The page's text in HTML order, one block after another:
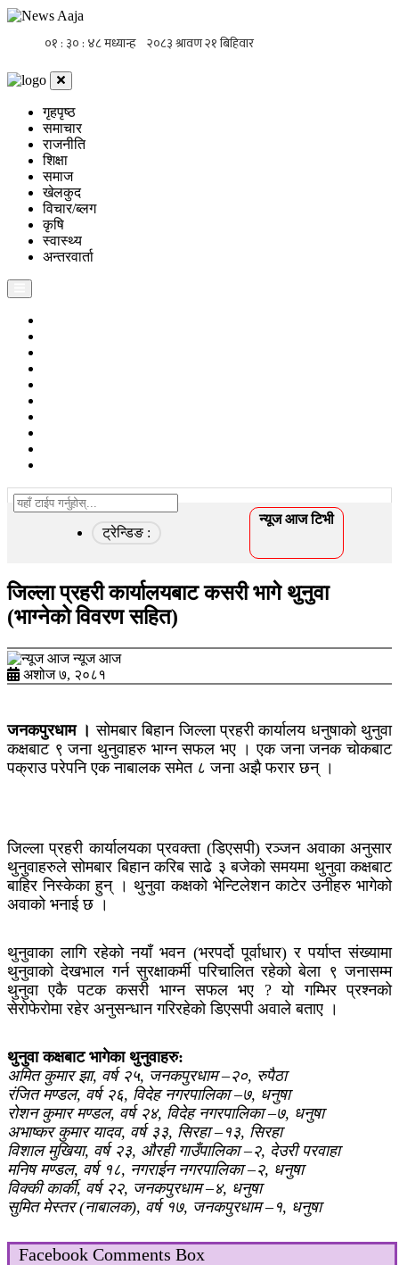
गृहपृष्ठ
समाचार
राजनीति
शिक्षा
समाज
खेलकुद
विचार/ब्लग
कृषि
स्वास्थ्य
अन्तरवार्ता
ट्रेन्डिङ :
न्यूज आज टिभी
जिल्ला प्रहरी कार्यालयबाट कसरी भागे थुनुवा
(भाग्नेको विवरण सहित)
न्यूज आज
अशोज ७, २०८१
जनकपुरधाम ।सोमबार बिहान जिल्ला प्रहरी कार्यालय धनुषाको थुनुवा
कक्षबाट ९ जना थुनुवाहरु भाग्न सफल भए । एक जना जनक चोकबाट
पक्राउ परेपनि एक नाबालक समेत ८ जना अझै फरार छन् ।
जिल्ला प्रहरी कार्यालयका प्रवक्ता (डिएसपी) रञ्जन अवाका अनुसार
थुनुवाहरुले सोमबार बिहान करिब साढे ३ बजेको समयमा थुनुवा कक्षबाट
बाहिर निस्केका हुन् । थुनुवा कक्षको भेन्टिलेशन काटेर उनीहरु भागेको
अवाको भनाई छ ।
थुनुवाका लागि रहेको नयाँ भवन (भरपर्दो पूर्वाधार) र पर्याप्त संख्यामा
थुनुवाको देखभाल गर्न सुरक्षाकर्मी परिचालित रहेको बेला ९ जनासम्म
थुनुवा एकै पटक कसरी भाग्न सफल भए ? यो गम्भिर प्रश्नको
सेरोफेरोमा रहेर अनुसन्धान गरिरहेको डिएसपी अवाले बताए ।
थुनुवा कक्षबाट भागेका थुनुवाहरु:
अमित कुमार झा, वर्ष २५, जनकपुरधाम –२०, रुपैठा
रंजित मण्डल, वर्ष २६, विदेह नगरपालिका –७, धनुषा
रोशन कुमार मण्डल, वर्ष २४, विदेह नगरपालिका –७, धनुषा
अभाष्कर कुमार यादव, वर्ष ३३, सिरहा –१३, सिरहा
विशाल मुखिया, वर्ष २३, औरही गाउँपालिका –२, देउरी परवाहा
मनिष मण्डल, वर्ष १८, नगराईन नगरपालिका –२, धनुषा
विक्की कार्की, वर्ष २२, जनकपुरधाम –४, धनुषा
सुमित मेस्तर (नाबालक), वर्ष १७, जनकपुरधाम –१, धनुषा
Facebook Comments Box